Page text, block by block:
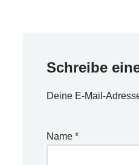
Schreibe
Deine E-Mail-
Name *